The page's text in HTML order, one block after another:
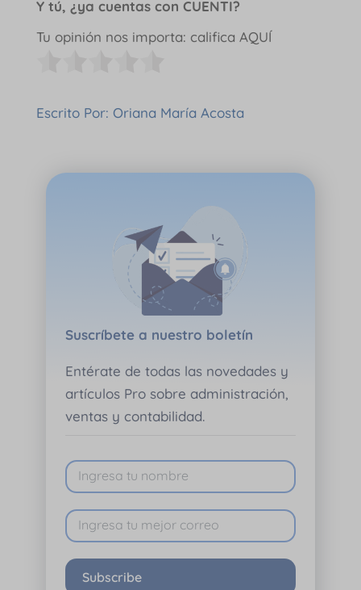
Y tú, ¿ya cuentas con CUENTI?
Tu opinión nos importa: califica AQUÍ
Escrito Por: Oriana María Acosta
Suscríbete a nuestro boletín
Entérate de todas las novedades y
artículos Pro sobre administración,
ventas y contabilidad.
Subscribe